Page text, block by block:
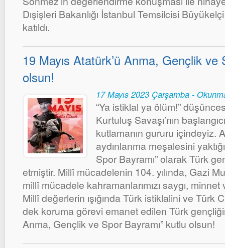
Dışişleri Bakanlığı İstanbul Temsilcisi
katıldı.
19 Mayıs Atatürk’ü Anma, Gençlik ve
olsun!
17 Mayıs 2023 Çarşamba -
“Ya istiklal ya ölüm!”
Kurtuluş Savaşı’nın
kutlamanın gururu içindeyiz.
aydınlanma meşalesini
Spor Bayramı” olarak Türk
etmiştir. Millî mücadelenin 104. yılında, Gazi
millî mücadele kahramanlarımızı saygı,
Millî değerlerin ışığında Türk istiklalini ve Türk
dek koruma görevi emanet edilen Türk
Anma, Gençlik ve Spor Bayramı” kutlu olsun!